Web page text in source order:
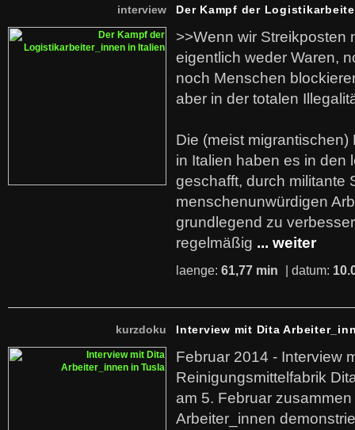
interview Der Kampf der
>>Wenn wir Streikposten
eigentlich weder Waren,
noch Menschen
aber in der totalen
Die (meist
in Italien haben es in den
geschafft, durch militante
menschenunwürdigen
grundlegend zu
regelmäßig ... weiter
laenge: 61,77 min | datum:
kurzdoku Interview mit Dita
Februar 2014 - Interview
Reinigungsmittelfabrik
am 5. Februar
Arbeiter_innen